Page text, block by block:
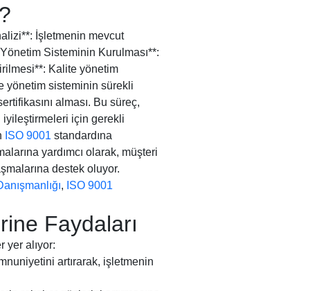
İşletmenin mevcut
Sisteminin Kurulması**:
Kalite yönetim
yönetim sisteminin sürekli
alması. Bu süreç,
iyileştirmeleri için gerekli
ISO 9001 standardına
yardımcı olarak, müşteri
destek oluyor.
, ISO 9001
Faydaları
yer alıyor:
artırarak, işletmenin